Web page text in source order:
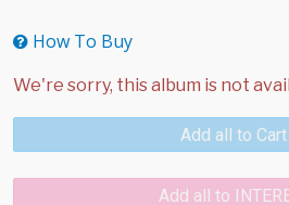
How To Buy
Add all to Cart
Add all to